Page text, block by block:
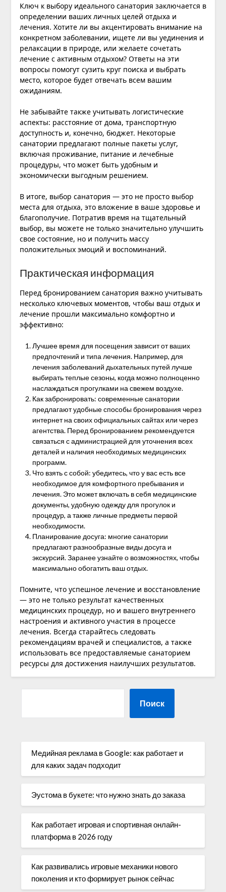
Ключ к выбору идеального санатория заключается в
определении ваших личных целей отдыха и
лечения. Хотите ли вы акцентировать внимание на
конкретном заболевании, ищете ли вы уединения и
релаксации в природе, или желаете сочетать
лечение с активным отдыхом? Ответы на эти
вопросы помогут сузить круг поиска и выбрать
место, которое будет отвечать всем вашим
ожиданиям.
Не забывайте также учитывать логистические
аспекты: расстояние от дома, транспортную
доступность и, конечно, бюджет. Некоторые
санатории предлагают полные пакеты услуг,
включая проживание, питание и лечебные
процедуры, что может быть удобным и
экономически выгодным решением.
В итоге, выбор санатория — это не просто выбор
места для отдыха, это вложение в ваше здоровье и
благополучие. Потратив время на тщательный
выбор, вы можете не только значительно улучшить
свое состояние, но и получить массу
положительных эмоций и воспоминаний.
Практическая информация
Перед бронированием санатория важно учитывать
несколько ключевых моментов, чтобы ваш отдых и
лечение прошли максимально комфортно и
эффективно:
Лучшее время для посещения зависит от ваших
предпочтений и типа лечения. Например, для
лечения заболеваний дыхательных путей лучше
выбирать теплые сезоны, когда можно полноценно
наслаждаться прогулками на свежем воздухе.
Как забронировать: современные санатории
предлагают удобные способы бронирования через
интернет на своих официальных сайтах или через
агентства. Перед бронированием рекомендуется
связаться с администрацией для уточнения всех
деталей и наличия необходимых медицинских
программ.
Что взять с собой: убедитесь, что у вас есть все
необходимое для комфортного пребывания и
лечения. Это может включать в себя медицинские
документы, удобную одежду для прогулок и
процедур, а также личные предметы первой
необходимости.
Планирование досуга: многие санатории
предлагают разнообразные виды досуга и
экскурсий. Заранее узнайте о возможностях, чтобы
максимально обогатить ваш отдых.
Помните, что успешное лечение и восстановление
— это не только результат качественных
медицинских процедур, но и вашего внутреннего
настроения и активного участия в процессе
лечения. Всегда старайтесь следовать
рекомендациям врачей и специалистов, а также
использовать все предоставляемые санаторием
ресурсы для достижения наилучших результатов.
Поиск
Медийная реклама в Google: как работает и
для каких задач подходит
Эустома в букете: что нужно знать до заказа
Как работает игровая и спортивная онлайн-
платформа в 2026 году
Как развивались игровые механики нового
поколения и кто формирует рынок сейчас